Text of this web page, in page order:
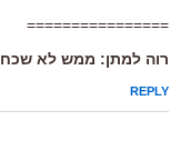
================
רוה למתן: ממש לא
REPLY